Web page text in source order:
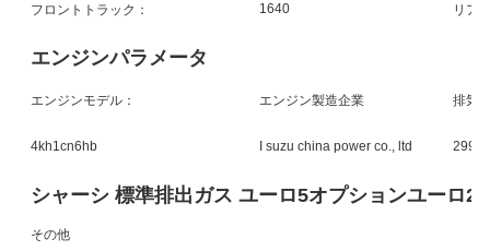
フロントトラック： 1640 リア
エンジンパラメータ
エンジンモデル： エンジン製造企業 排気
4kh1cn6hb I suzu china power co., ltd 2990
シャーシ 標準排出ガス ユーロ5オプションユーロ2/
その他